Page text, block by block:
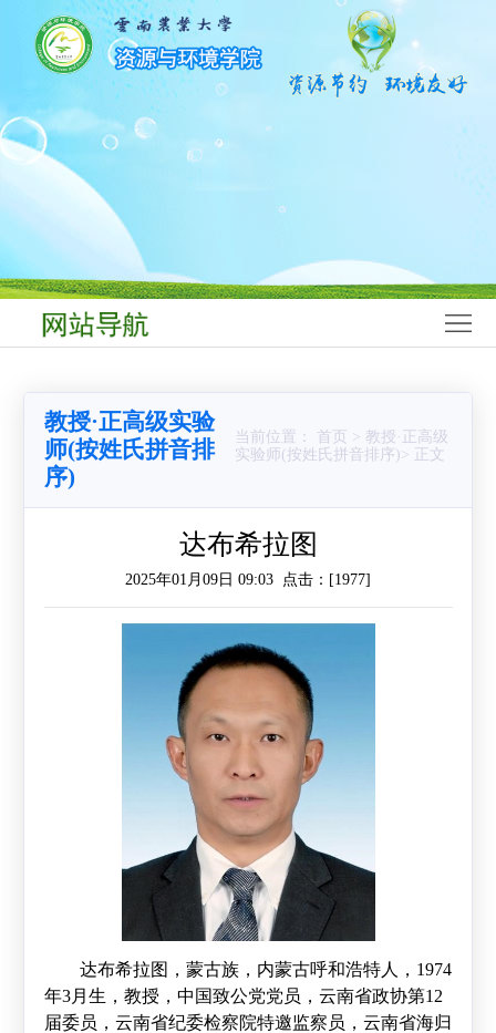
首
院
师
伍
建
科
研
教授·正高级实验
师(按姓氏拼音排
序)
当前位置： 首页 > 教授·正高级
实验师(按姓氏拼音排序)> 正文
达布希拉图
2025年01月09日 09:03 点击：[1977]
达布希拉图 ，蒙古族，内蒙古呼和浩特人， 1974
年3月生，教授，中国致公党党员，云南省政协第12
届委员， 云南省纪委检察院特邀监察员，云南省海归